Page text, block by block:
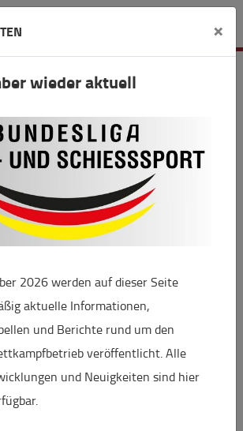
Sportverein Kassau
10 A
OT Kassau
ssvkassau
×
wieder aktuell
2026 werden auf dieser Seite
aktuelle Informationen,
und Berichte rund um den
veröffentlicht. Alle
und Neuigkeiten sind hier